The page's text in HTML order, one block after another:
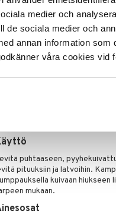
medier och
de sociala medier och
annan information som
våra cookies vid
Ehkäisee pörröisyyttä ja
Antaa pitkäkestoista kiiltoa
Suojaa lämmöltä jopa 230 °C
Suoja kosteudelta ja UV-
puhtaaseen,
pituuksiin ja latvoihin.
kuivaan
mukaan.